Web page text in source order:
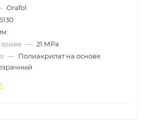
Orafol
— 21 МРа
— Полиакрилат на основе